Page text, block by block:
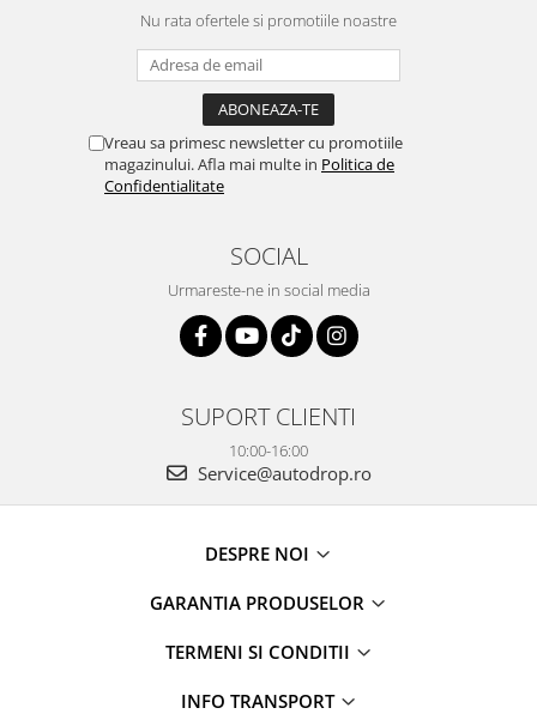
și pentru vi...
Nu rata ofertele si promotiile noastre
Vreau sa primesc newsletter cu promotiile
magazinului. Afla mai multe in Politica de
Confidentialitate
SOCIAL
Urmareste-ne in social media
SUPORT CLIENTI
10:00-16:00
Service@autodrop.ro
DESPRE NOI
GARANTIA PRODUSELOR
TERMENI SI CONDITII
INFO TRANSPORT